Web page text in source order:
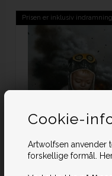
Cookie-
Artwolfsen anvender
forskellige formål.
Prisen er inklusiv indramning